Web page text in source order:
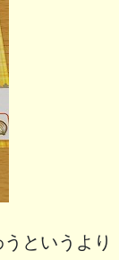
というより